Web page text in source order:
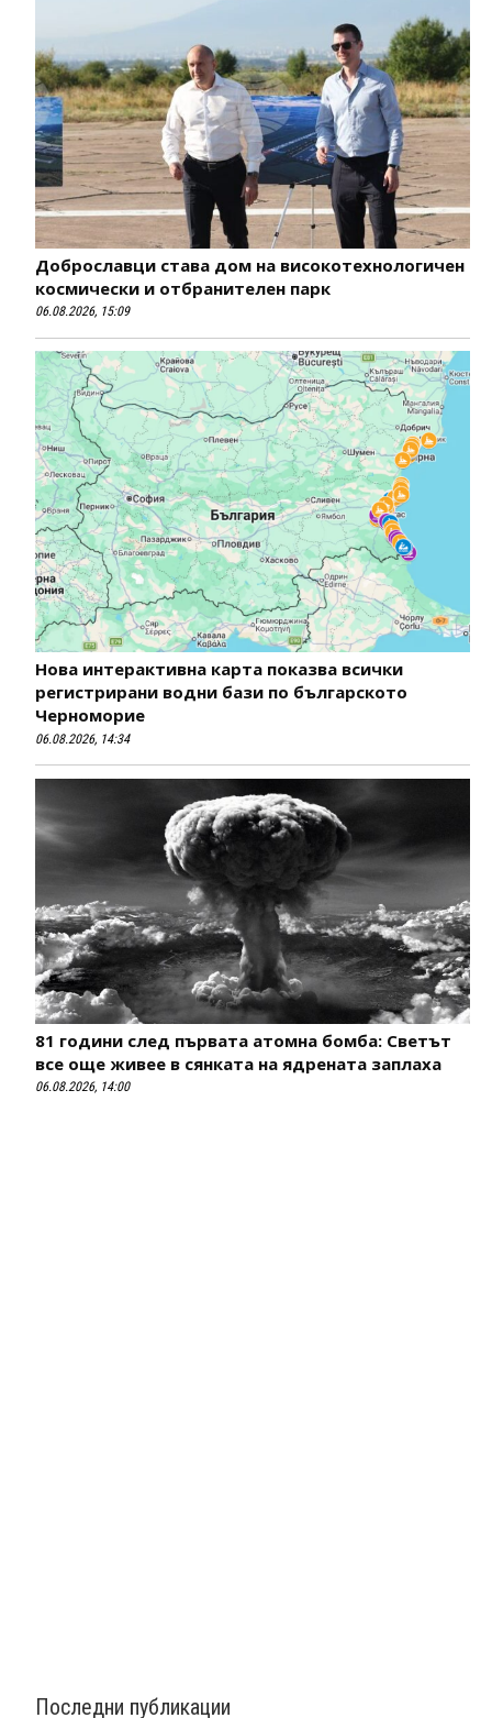
Доброславци става дом на високотехнологичен
космически и отбранителен парк
06.08.2026, 15:09
Нова интерактивна карта показва всички
регистрирани водни бази по българското
Черноморие
06.08.2026, 14:34
81 години след първата атомна бомба: Светът
все още живее в сянката на ядрената заплаха
06.08.2026, 14:00
Последни публикации